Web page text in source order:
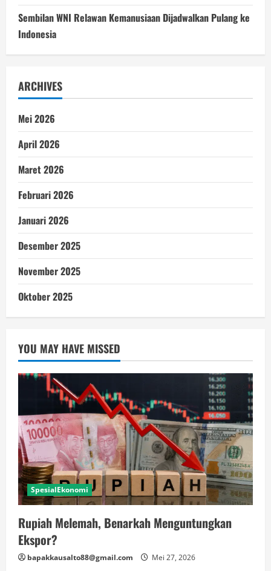
Sembilan WNI Relawan Kemanusiaan Dijadwalkan Pulang ke
Indonesia
ARCHIVES
Mei 2026
April 2026
Maret 2026
Februari 2026
Januari 2026
Desember 2025
November 2025
Oktober 2025
YOU MAY HAVE MISSED
SpesialEkonomi
Rupiah Melemah, Benarkah Menguntungkan
Ekspor?
bapakkausalto88@gmail.com Mei 27, 2026